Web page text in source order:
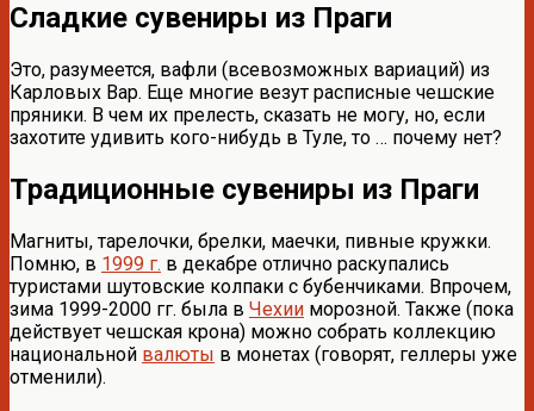
Сладкие сувениры из Праги
Это, разумеется, вафли (всевозможных вариаций) из
Карловых Вар. Еще многие везут расписные чешские
пряники. В чем их прелесть, сказать не могу, но, если
захотите удивить кого-нибудь в Туле, то … почему нет?
Традиционные сувениры из Праги
Магниты, тарелочки, брелки, маечки, пивные кружки.
Помню, в 1999 г. в декабре отлично раскупались
туристами шутовские колпаки с бубенчиками. Впрочем,
зима 1999-2000 гг. была в Чехии морозной. Также (пока
действует чешская крона) можно собрать коллекцию
национальной валюты в монетах (говорят, геллеры уже
отменили).